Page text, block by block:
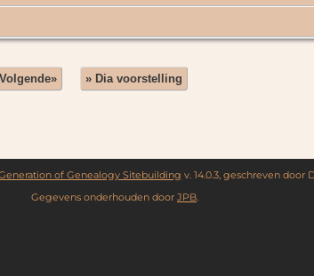
Volgende» » Dia voorstelling
of Genealogy Sitebuilding v. 14.0.3, geschreven door
Gegevens onderhouden door JPB